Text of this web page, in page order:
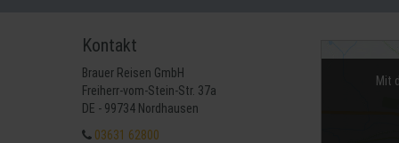
Kontakt
Brauer Reisen GmbH
Freiherr-vom-Stein-Str. 37a
DE - 99734 Nordhausen
03631 62800
Mit